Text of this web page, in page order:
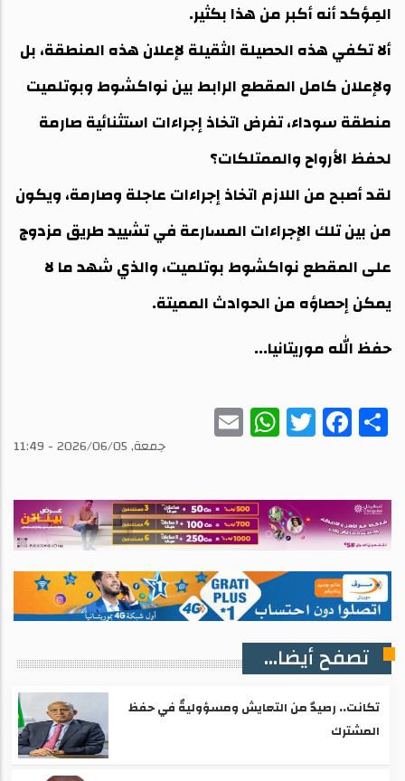
المِؤكد أنه أكبر من هذا بكثير.
ألا تكفي هذه الحصيلة الثقيلة لإعلان هذه المنطقة، بل
ولإعلان كامل المقطع الرابط بين نواكشوط وبوتلميت
منطقة سوداء، تفرض اتخاذ إجراءات استثنائية صارمة
لحفظ الأرواح والممتلكات؟
لقد أصبح من اللازم اتخاذ إجراءات عاجلة وصارمة، ويكون
من بين تلك الإجراءات المسارعة في تشييد طريق مزدوج
على المقطع نواكشوط بوتلميت، والذي شهد ما لا
يمكن إحصاؤه من الحوادث المميتة.
حفظ الله موريتانيا...
Share
Facebook
Twitter
WhatsAppجمعة, 2026/06/05 - 11:49
تصفح أيضا...
تكانت.. رصيدٌ من التعايش ومسؤوليةٌ في حفظ
المشترك